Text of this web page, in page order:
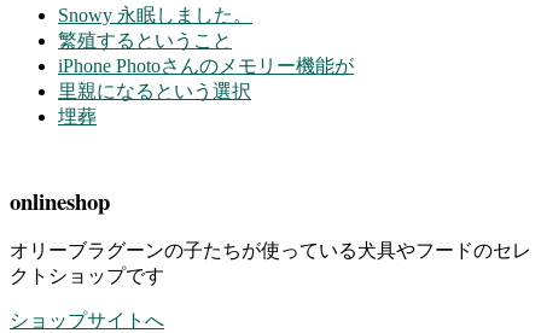
Snowy 永眠しました。
繁殖するということ
iPhone Photoさんのメモリー機能が
里親になるという選択
埋葬
onlineshop
オリーブラグーンの子たちが使っている犬具やフードのセレ
クトショップです
ショップサイトへ